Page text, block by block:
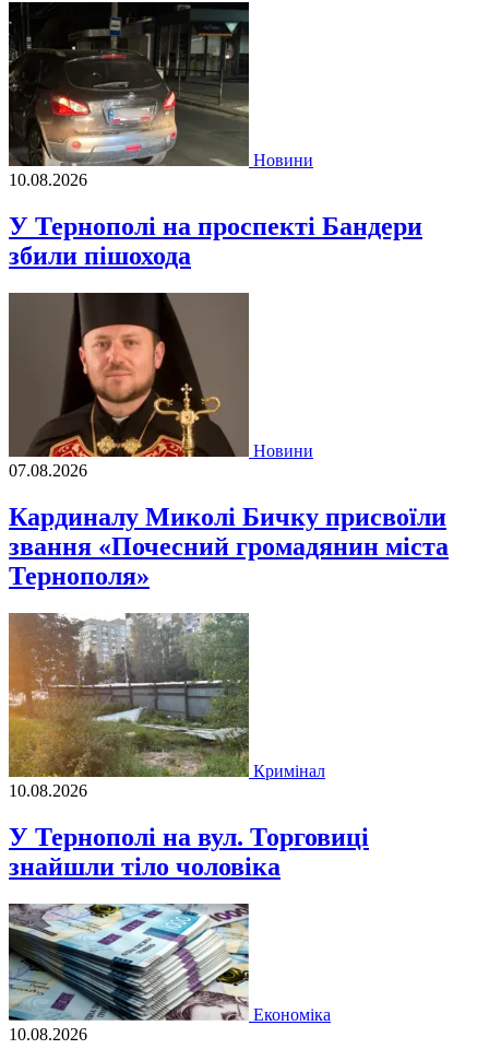
Новини
10.08.2026
У Тернополі на проспекті Бандери
збили пішохода
Новини
07.08.2026
Кардиналу Миколі Бичку присвоїли
звання «Почесний громадянин міста
Тернополя»
Кримінал
10.08.2026
У Тернополі на вул. Торговиці
знайшли тіло чоловіка
Економіка
10.08.2026